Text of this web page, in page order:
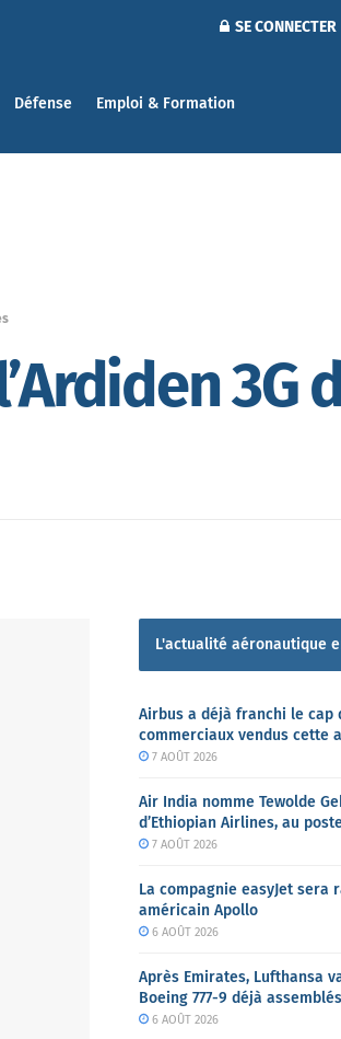
SE CONNECTER
Défense Emploi & Formation
3G
L'actualité aéronautique
Airbus a déjà franchi le cap
commerciaux vendus cette
7 AOÛT 2026
Air India nomme Tewolde
d’Ethiopian Airlines, au
7 AOÛT 2026
La compagnie easyJet sera
américain Apollo
6 AOÛT 2026
Après Emirates, Lufthansa
Boeing 777-9 déjà assemblés
6 AOÛT 2026